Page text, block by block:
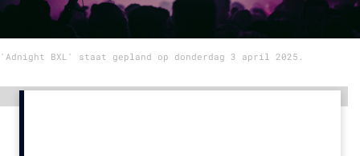
12 nov: MarketingLive!
Adverteren
Events
Opleidingen
Vacatures
'Adnight BXL' staat gepland op donderdag 3 april 2025.